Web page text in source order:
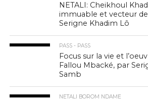
NETALI: Cheikhoul
immuable et vecteur
Serigne Khadim Lô
PASS - PASS
Focus sur la vie et
Fallou Mbacké, par
Samb
NETALI BOROM NDAME